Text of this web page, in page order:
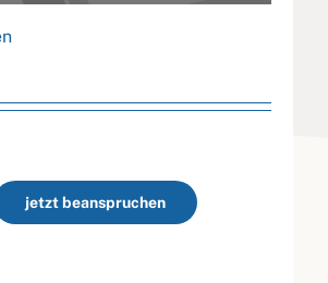
jetzt beanspruchen